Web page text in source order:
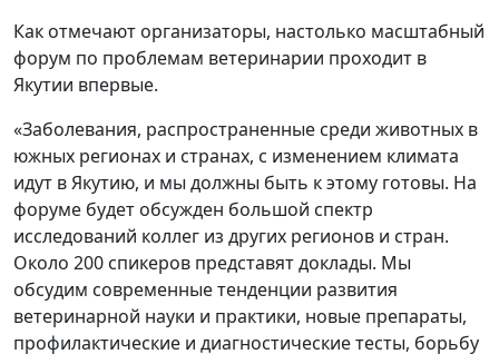
Как отмечают организаторы, настолько масштабный
форум по проблемам ветеринарии проходит в
Якутии впервые.
«Заболевания, распространенные среди животных в
южных регионах и странах, с изменением климата
идут в Якутию, и мы должны быть к этому готовы. На
форуме будет обсужден большой спектр
исследований коллег из других регионов и стран.
Около 200 спикеров представят доклады. Мы
обсудим современные тенденции развития
ветеринарной науки и практики, новые препараты,
профилактические и диагностические тесты, борьбу